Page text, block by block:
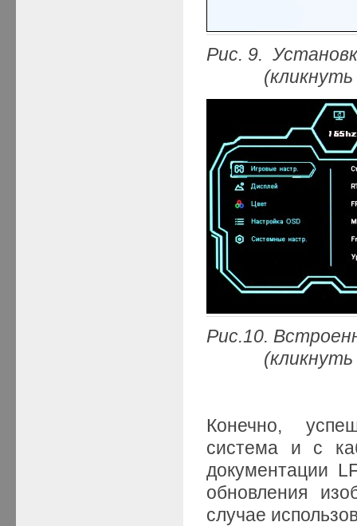
Рис. 9.
(кликнуть
Рис.10.
(кликнуть
Конечно,
система и с
документации
обновления
случае